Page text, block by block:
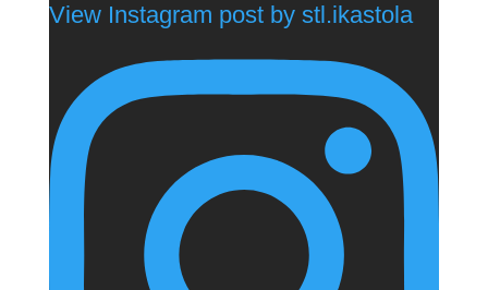
View Instagram post by stl.ikastola